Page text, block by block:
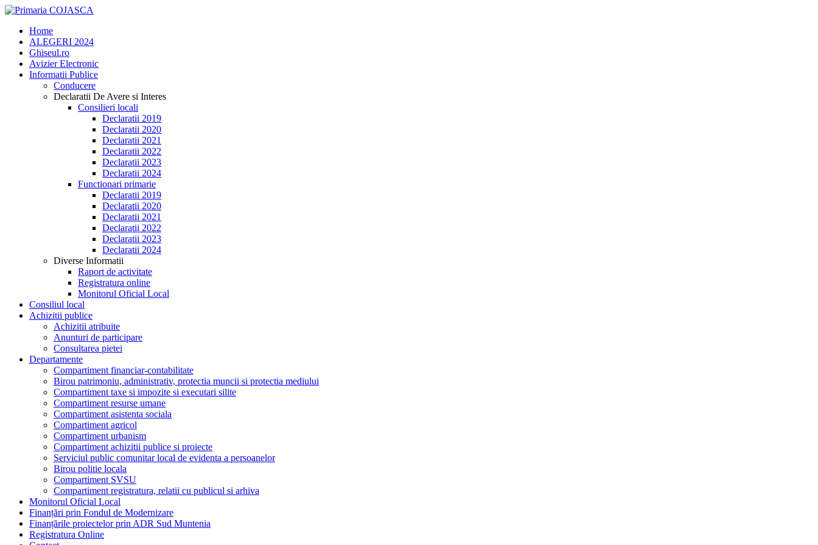
Home
ALEGERI 2024
Ghiseul.ro
Avizier Electronic
Informatii Publice
Conducere
Declaratii De Avere si Interes
Consilieri locali
Declaratii 2019
Declaratii 2020
Declaratii 2021
Declaratii 2022
Declaratii 2023
Declaratii 2024
Functionari primarie
Declaratii 2019
Declaratii 2020
Declaratii 2021
Declaratii 2022
Declaratii 2023
Declaratii 2024
Diverse Informatii
Raport de activitate
Registratura online
Monitorul Oficial Local
Consiliul local
Achizitii publice
Achizitii atribuite
Anunturi de participare
Consultarea pietei
Departamente
Compartiment financiar-contabilitate
Birou patrimoniu, administrativ, protectia muncii si protectia mediului
Compartiment taxe si impozite si executari silite
Compartiment resurse umane
Compartiment asistenta sociala
Compartiment agricol
Compartiment urbanism
Compartiment achizitii publice si proiecte
Serviciul public comunitar local de evidenta a persoanelor
Birou politie locala
Compartiment SVSU
Compartiment registratura, relatii cu publicul si arhiva
Monitorul Oficial Local
Finanțări prin Fondul de Modernizare
Finanțările proiectelor prin ADR Sud Muntenia
Registratura Online